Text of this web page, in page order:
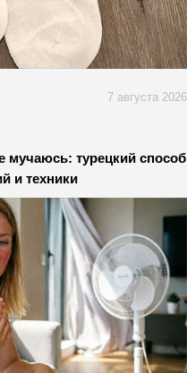
7 августа 2026
турецкий способ
и техники